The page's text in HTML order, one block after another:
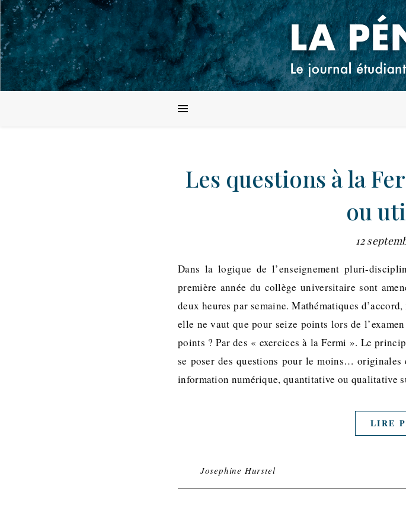
Les questions à la
ou
12
Dans la logique de l’enseignement pluri-
première année du collège universitaire sont
deux heures par semaine. Mathématiques
elle ne vaut que pour seize points lors de
points ? Par des « exercices à la Fermi ». Le
se poser des questions pour le moins… originales
information numérique, quantitative ou qualitative
LIRE
Josephine Hurstel